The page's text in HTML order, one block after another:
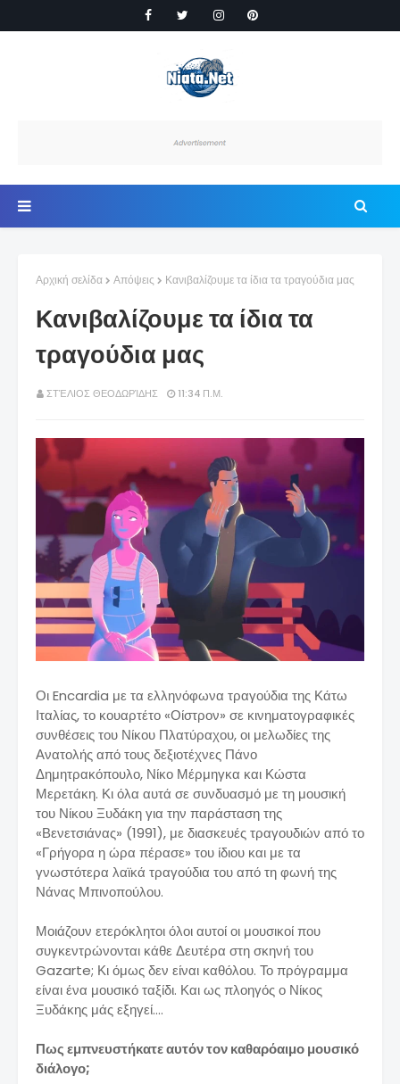
Αρχική σελίδα Απόψεις Κανιβαλίζουμε τα ίδια τα τραγούδια μας
Κανιβαλίζουμε τα ίδια τα
τραγούδια μας
ΣΤΈΛΙΟΣ ΘΕΟΔΩΡΊΔΗΣ 11:34 Π.Μ.
Οι Encardia με τα ελληνόφωνα τραγούδια της Κάτω
Ιταλίας, το κουαρτέτο «Οίστρον» σε κινηματογραφικές
συνθέσεις του Νίκου Πλατύραχου, οι μελωδίες της
Ανατολής από τους δεξιοτέχνες Πάνο
Δημητρακόπουλο, Νίκο Μέρμηγκα και Κώστα
Μερετάκη. Κι όλα αυτά σε συνδυασμό με τη μουσική
του Νίκου Ξυδάκη για την παράσταση της
«Βενετσιάνας» (1991), με διασκευές τραγουδιών από το
«Γρήγορα η ώρα πέρασε» του ίδιου και με τα
γνωστότερα λαϊκά τραγούδια του από τη φωνή της
Νάνας Μπινοπούλου.
Μοιάζουν ετερόκλητοι όλοι αυτοί οι μουσικοί που
συγκεντρώνονται κάθε Δευτέρα στη σκηνή του
Gazarte; Κι όμως δεν είναι καθόλου. Το πρόγραμμα
είναι ένα μουσικό ταξίδι. Και ως πλοηγός ο Νίκος
Ξυδάκης μάς εξηγεί....
Πως εμπνευστήκατε αυτόν τον καθαρόαιμο μουσικό
διάλογο;